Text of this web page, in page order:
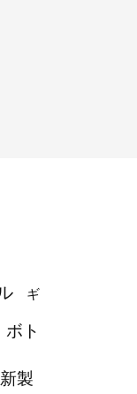
ギ
ボト
新製